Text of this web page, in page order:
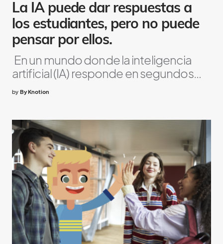
La IA puede dar respuestas a
los estudiantes, pero no puede
pensar por ellos.
En un mundo donde la inteligencia
artificial (IA) responde en segundos…
by By Knotion